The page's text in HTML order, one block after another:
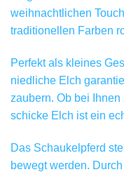
weihnachtlichen
traditionellen Farben
Perfekt als kleines
niedliche Elch
zaubern. Ob bei
schicke Elch ist ein
Das Schaukelpferd
bewegt werden.